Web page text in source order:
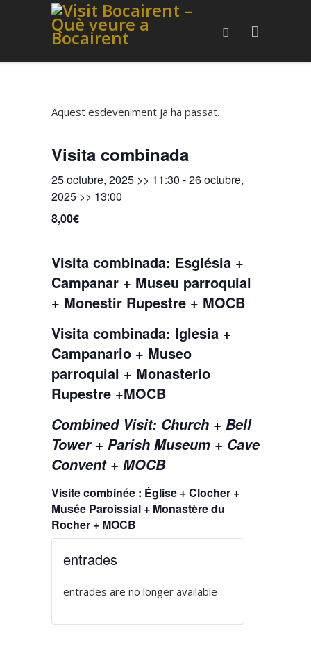
Aquest esdeveniment ja ha passat.
Visita combinada
25 octubre, 2025 >> 11:30 -26 octubre,
2025 >> 13:00
8,00€
Visita combinada: Església +
Campanar + Museu parroquial
+ Monestir Rupestre + MOCB
Visita combinada: Iglesia +
Campanario + Museo
parroquial + Monasterio
Rupestre +MOCB
Combined Visit: Church + Bell
Tower + Parish Museum + Cave
Convent + MOCB
Visite combinée : Église + Clocher +
Musée Paroissial + Monastère du
Rocher + MOCB
entrades
entrades are no longer available